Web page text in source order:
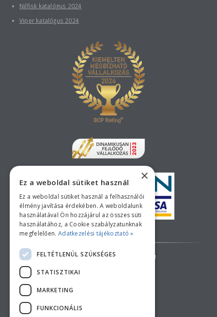
Nilfisk katalógus 2024
Viper katalógus 2024
Bankkártyás fizetési tájékoztató
AZ ÁRAK TÁJÉKOZTATÓ JELLEGŰEK!
×
Ez a weboldal sütiket használ
Ez a weboldal sütiket használ a felhasználói
élmény javítása érdekében. A weboldalunk
használatával Ön hozzájárul az összes süti
használatához, a Cookie szabályzatunknak
megfelelően. Adatkezelési tájékoztató »
FELTÉTLENÜL SZÜKSÉGES
STATISZTIKAI
MARKETING
FUNKCIONÁLIS